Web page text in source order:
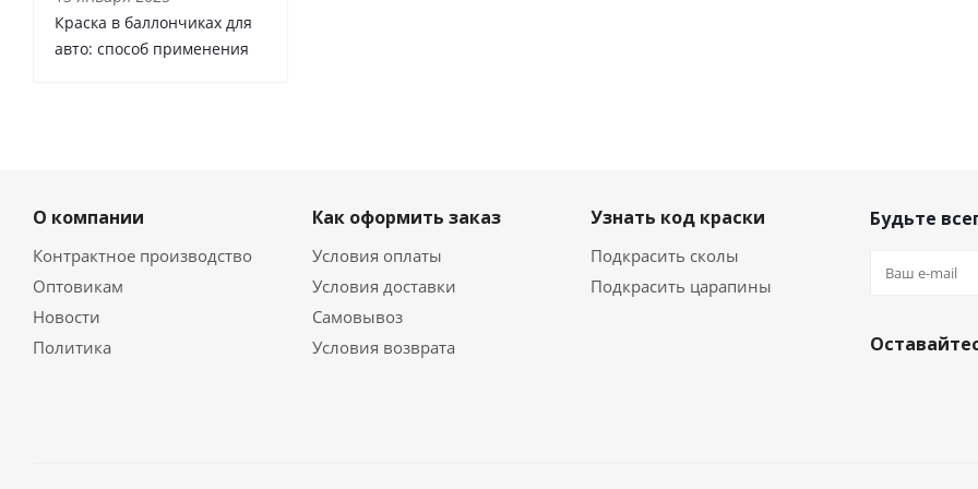
Краска в баллончиках для
авто: способ применения
О компании
Контрактное производство
Оптовикам
Новости
Политика
Как оформить заказ
Условия оплаты
Условия доставки
Самовывоз
Условия возврата
Узнать код краски
Подкрасить сколы
Подкрасить царапины
Будьте